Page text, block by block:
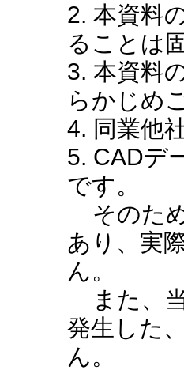
2. 本資料
ることは
3. 本資料
らかじめ
4. 同業他
5. CADデ
です。
そのた
あり、実
ん。
また、
発生した
ん。